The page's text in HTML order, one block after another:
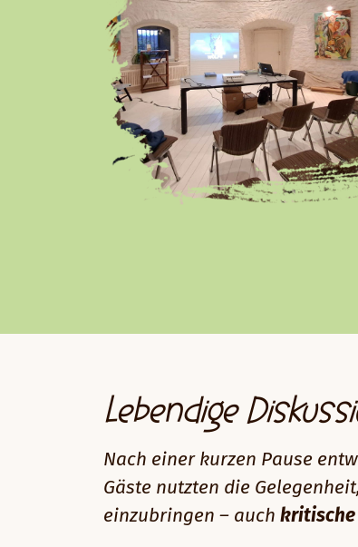
Lebendige
Nach einer kurzen Pause
Gäste nutzten die
einzubringen – auch kritische